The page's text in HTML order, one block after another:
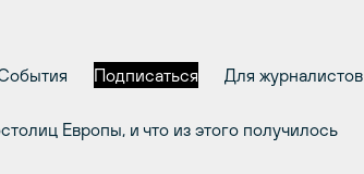
Подписаться Для журналистов
Европы, и что из этого получилось